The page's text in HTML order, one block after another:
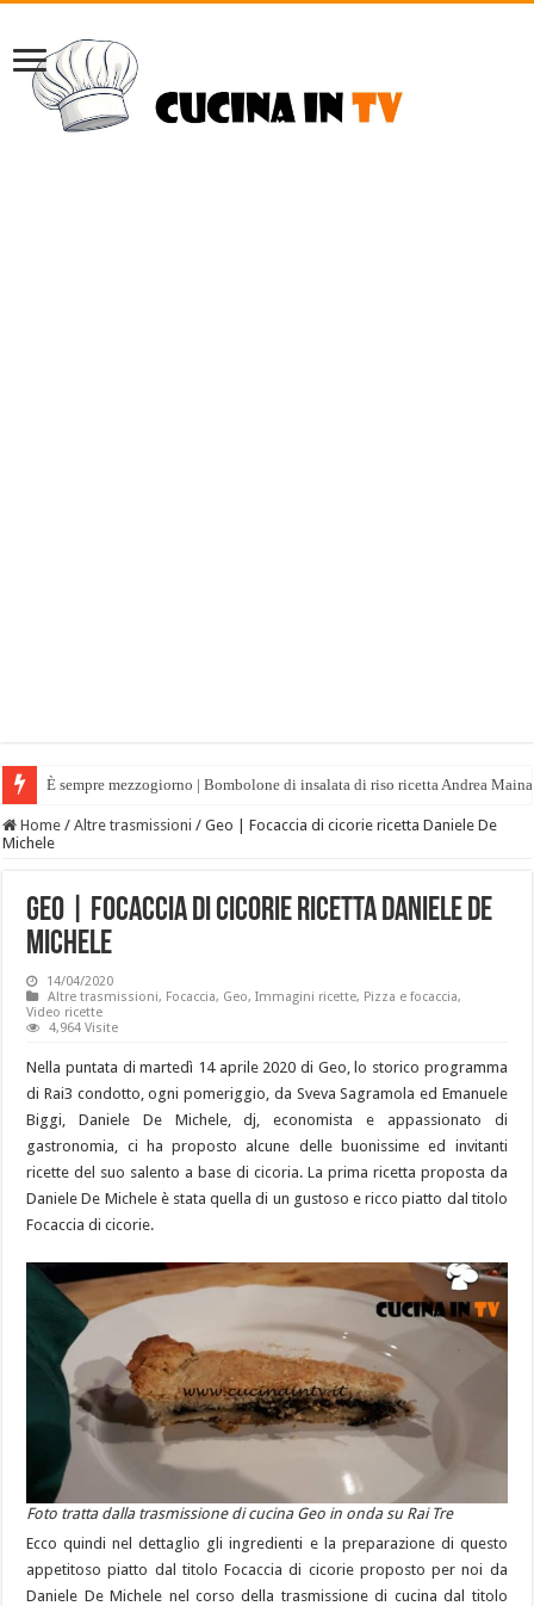
È sempre mezzogiorno | Bombolone di insalata di riso ricetta Andrea
Home / Altre trasmissioni / Geo | Focaccia di cicorie ricetta Daniele De
Michele
Geo | Focaccia di cicorie ricetta Daniele De
Michele
14/04/2020
Altre trasmissioni, Focaccia, Geo,Immagini ricette, Pizza e focaccia,
Video ricette
4,964 Visite
Nella puntata di martedì 14 aprile 2020 di Geo, lo storico programma
di Rai3 condotto, ogni pomeriggio, da Sveva Sagramola ed Emanuele
Biggi, Daniele De Michele, dj, economista e appassionato di
gastronomia, ci ha proposto alcune delle buonissime ed invitanti
ricette del suo salento a base di cicoria. La prima ricetta proposta da
Daniele De Michele è stata quella di un gustoso e ricco piatto dal titolo
Focaccia di cicorie.
Foto tratta dalla trasmissione di cucina Geo in onda su Rai Tre
Ecco quindi nel dettaglio gli ingredienti e la preparazione di questo
appetitoso piatto dal titolo Focaccia di cicorie proposto per noi da
Daniele De Michele nel corso della trasmissione di cucina dal titolo